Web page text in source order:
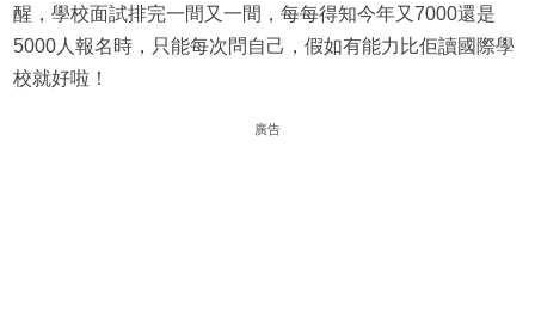
醒，學校面試排完一間又一間，每每得知今年又7000還是
5000人報名時，只能每次問自己，假如有能力比佢讀國際學
校就好啦！
廣告